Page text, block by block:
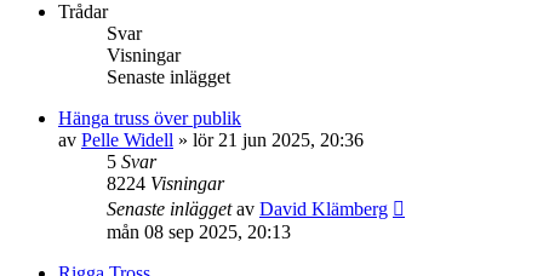
Trådar
Svar
Visningar
Senaste inlägget
Hänga truss över publik
av Pelle Widell » lör 21 jun 2025, 20:36
5 Svar
8224 Visningar
Senaste inläggetav David Klämberg
mån 08 sep 2025, 20:13